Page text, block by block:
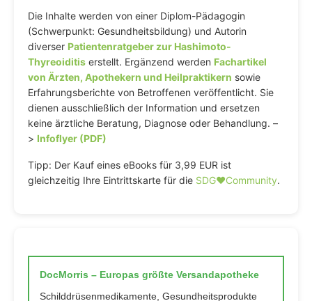
Die Inhalte werden von einer Diplom-Pädagogin
(Schwerpunkt: Gesundheitsbildung) und Autorin
diverser Patientenratgeber zur Hashimoto-
Thyreoiditis erstellt. Ergänzend werden Fachartikel
von Ärzten, Apothekern und Heilpraktikern sowie
Erfahrungsberichte von Betroffenen veröffentlicht. Sie
dienen ausschließlich der Information und ersetzen
keine ärztliche Beratung, Diagnose oder Behandlung. –
> Infoflyer (PDF)
Tipp: Der Kauf eines eBooks für 3,99 EUR ist
gleichzeitig Ihre Eintrittskarte für die SDG♥️Community.
DocMorris – Europas größte Versandapotheke
Schilddrüsenmedikamente, Gesundheitsprodukte